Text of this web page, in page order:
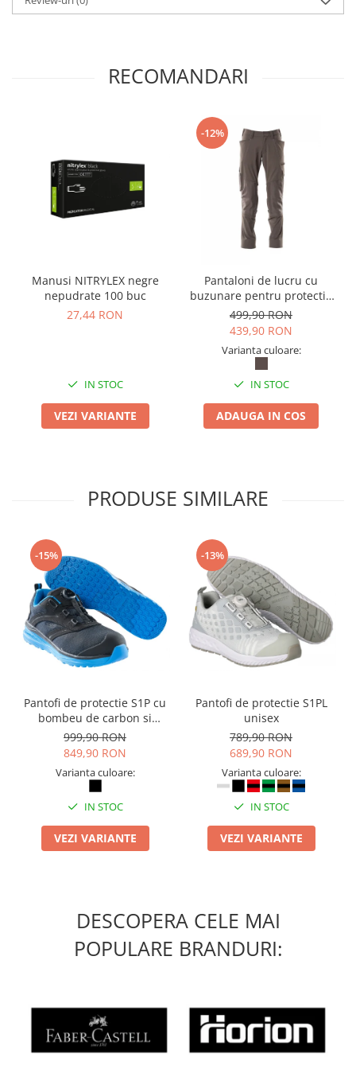
RECOMANDARI
Manusi NITRYLEX negre
nepudrate 100 buc
27,44 RON
IN STOC
VEZI VARIANTE
-12%
Pantaloni de lucru cu
buzunare pentru protectie
la genunchi Mascot®
ACCELERATE
499,90 RON
439,90 RON
Varianta culoare:
IN STOC
ADAUGA IN COS
PRODUSE SIMILARE
-15%
Pantofi de protectie S1P cu
bombeu de carbon si
inchidere BOAÂ® Fit
999,90 RON
849,90 RON
Varianta culoare:
IN STOC
VEZI VARIANTE
-13%
Pantofi de protectie S1PL
unisex
789,90 RON
689,90 RON
Varianta culoare:
IN STOC
VEZI VARIANTE
DESCOPERA CELE MAI
POPULARE BRANDURI: